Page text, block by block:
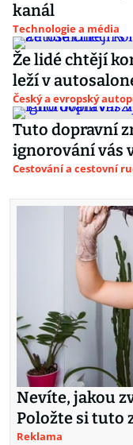
kanál
Technologie a média
Že lidé chtějí
leží v
Český a evropský
Tuto dopravní
ignorování vás
Cestování a cestovní
Nevíte, jakou
Položte si tuto
Reklama